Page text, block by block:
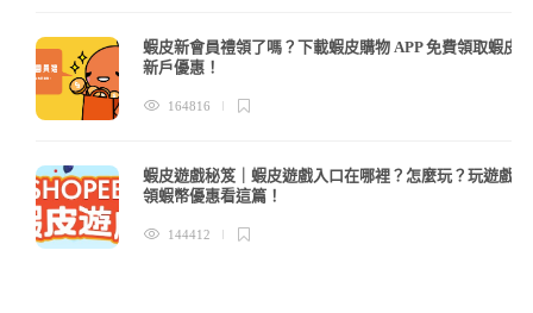
蝦皮新會員禮領了嗎？下載蝦皮購物 APP 免費領取蝦皮
新戶優惠！
164816
蝦皮遊戲秘笈｜蝦皮遊戲入口在哪裡？怎麼玩？玩遊戲
領蝦幣優惠看這篇！
144412